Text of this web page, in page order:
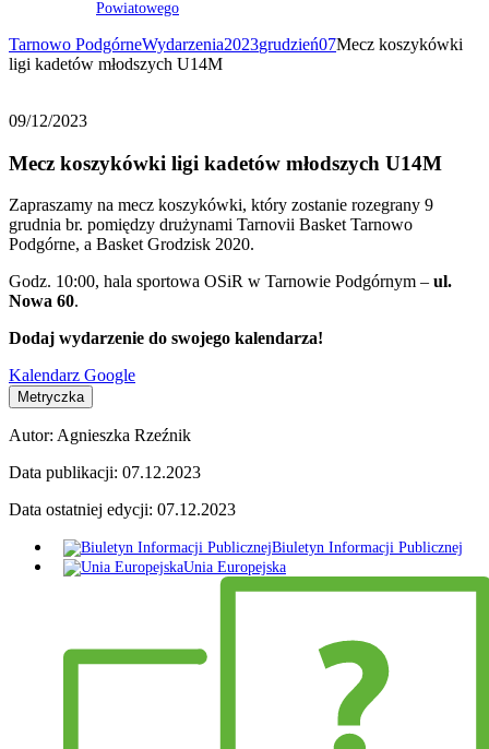
Powiatowego
Tarnowo PodgórneWydarzenia2023grudzień07Mecz koszykówki
ligi kadetów młodszych U14M
09/12/2023
Mecz koszykówki ligi kadetów młodszych U14M
Zapraszamy na mecz koszykówki, który zostanie rozegrany 9
grudnia br. pomiędzy drużynami Tarnovii Basket Tarnowo
Podgórne, a Basket Grodzisk 2020.
Godz. 10:00, hala sportowa OSiR w Tarnowie Podgórnym – ul.
Nowa 60.
Dodaj wydarzenie do swojego kalendarza!
Kalendarz Google
Metryczka
Autor: Agnieszka Rzeźnik
Data publikacji: 07.12.2023
Data ostatniej edycji: 07.12.2023
Biuletyn Informacji Publicznej
Unia Europejska